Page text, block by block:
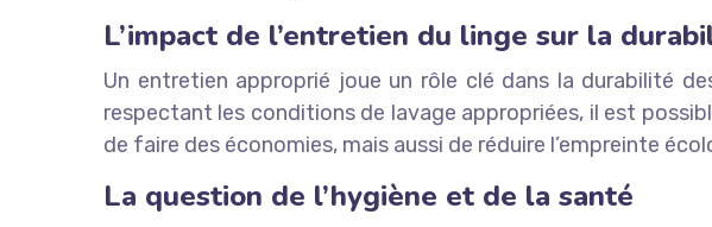
L’impact de l’entretien du linge sur la
Un entretien approprié joue un rôle clé dans la durabilité
respectant les conditions de lavage appropriées, il est
de faire des économies, mais aussi de réduire l’empreinte
La question de l’hygiène et de la santé